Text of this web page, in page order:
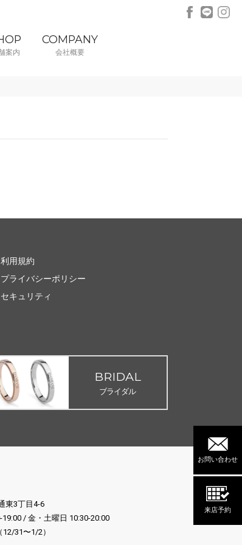
案内
COMPANY
会社概要
お問い合わせ
来店予約
利用規約
プライバシーポリシー
セキュリティ
BRIDAL
ブライダル
東3丁目4-6
/ 金・土曜日 10:30-20:00
31〜1/2）